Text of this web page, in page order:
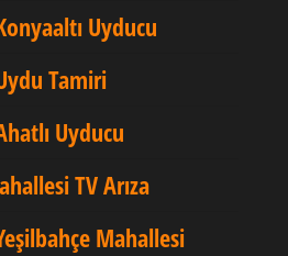
Uyducu
Tamiri
Uyducu
TV Arıza
Mahallesi